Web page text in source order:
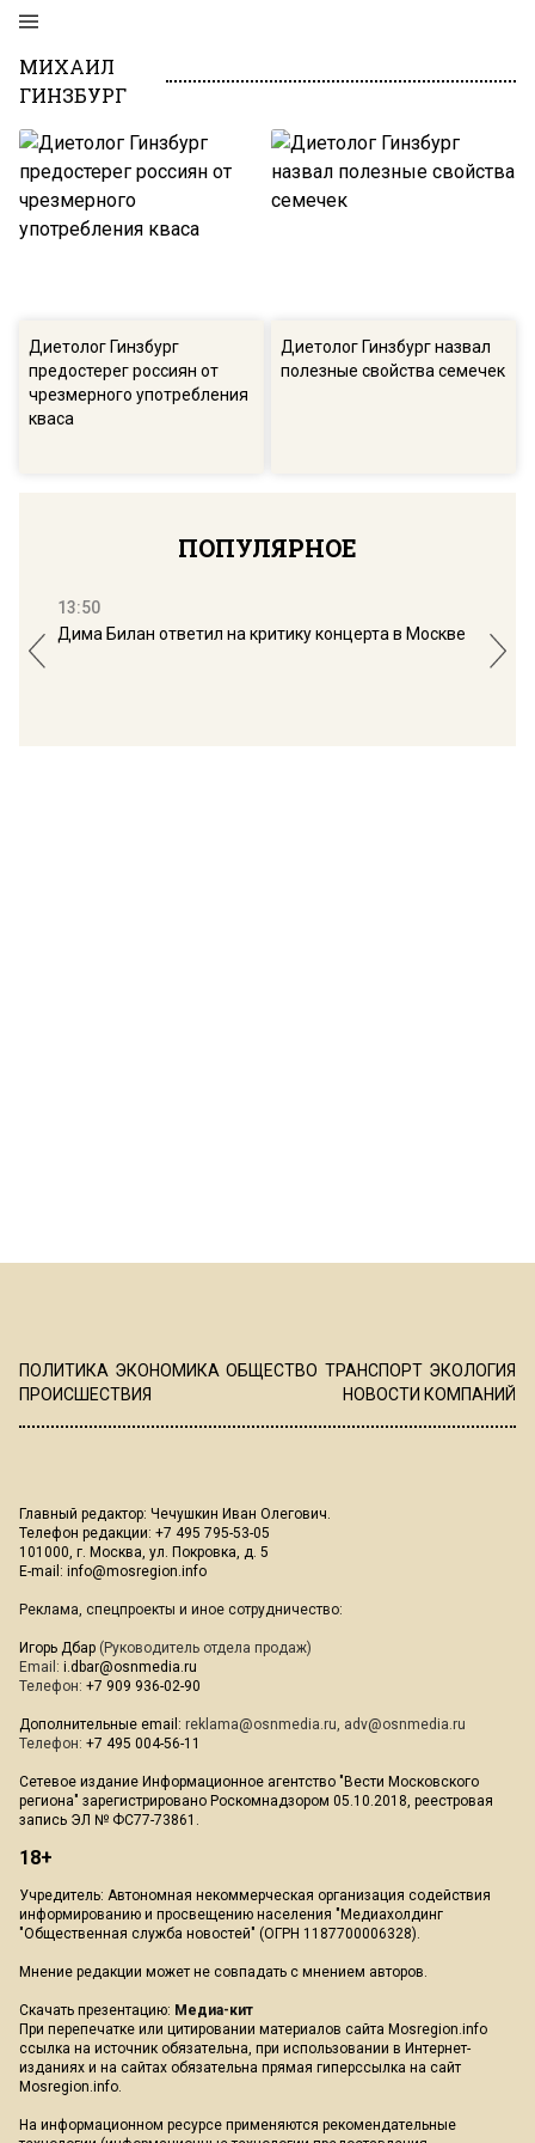
МИХАИЛ
ГИНЗБУРГ
Диетолог Гинзбург
предостерег россиян от
чрезмерного употребления
кваса
Диетолог Гинзбург назвал
полезные свойства семечек
ПОПУЛЯРНОЕ
13:50
Дима Билан ответил на критику концерта в Москве
ПОЛИТИКА ЭКОНОМИКА ОБЩЕСТВО ТРАНСПОРТ ЭКОЛОГИЯ
ПРОИСШЕСТВИЯ
НОВОСТИ КОМПАНИЙ
Главный редактор: Чечушкин Иван Олегович.
Телефон редакции: +7 495 795-53-05
101000, г. Москва, ул. Покровка, д. 5
E-mail: info@mosregion.info
Реклама, спецпроекты и иное сотрудничество:
Игорь Дбар (Руководитель отдела продаж)
Email: i.dbar@osnmedia.ru
Телефон: +7 909 936-02-90
Дополнительные email: reklama@osnmedia.ru, adv@osnmedia.ru
Телефон: +7 495 004-56-11
Сетевое издание Информационное агентство "Вести Московского
региона" зарегистрировано Роскомнадзором 05.10.2018, реестровая
запись ЭЛ № ФС77-73861.
18+
Учредитель: Автономная некоммерческая организация содействия
информированию и просвещению населения "Медиахолдинг
"Общественная служба новостей" (ОГРН 1187700006328).
Мнение редакции может не совпадать с мнением авторов.
Скачать презентацию: Медиа-кит
При перепечатке или цитировании материалов сайта Mosregion.info
ссылка на источник обязательна, при использовании в Интернет-
изданиях и на сайтах обязательна прямая гиперссылка на сайт
Mosregion.info.
На информационном ресурсе применяются рекомендательные